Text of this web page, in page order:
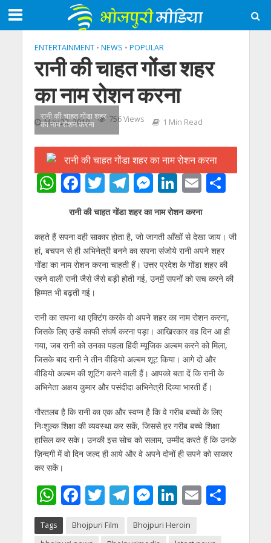
ENTERTAINMENT • NEWS • POPULAR
रानी की चाहत गोंडा शहर
का नाम रोशन करना
May 22, 2019 756 Views 1 Min Read
रानी की चाहत गोंडा शहर
का नाम रोशन करना
W
at
s
A
p
p
F
ac
e
b
o
o
k
T
w
itt
er
T
el
e
gr
a
m
M
e
ss
e
n
g
Li
n
k
e
dI
n
E
m
ai
l
S
e
रानी की चाहत गोंडा शहर का नाम रोशन करना
कहते हैं सपना वही साकार होता है, जो जागती आँखों से देखा जाय। जी
हां, बचपन से ही अभिनेत्री बनने का सपना संजोये रानी अपने शहर
गोंडा का नाम रोशन करना चाहती हैं। उत्तर प्रदेश के गोंडा शहर की
रहने वाली रानी जैसे जैसे बड़ी होती गई, उनमेंसपनों को सच करने की
हिम्मत भी बढ़ती गई।
रानी का सपना था एक्टिंग करके वो अपने शहर का नाम रोशन करना,
जिसके लिए उन्हें काफी संघर्ष करना पड़ा। आखिरकार वह दिन आ ही
गया, जब रानी को उनका पहला हिंदी म्यूजिक अल्बम करने को मिला,
जिसके बाद रानी ने तीन वीडियो अल्बम शूट किया। आगे दो और
वीडियो अल्बम की शूटिंग करने वाली हैं। आपको बता दें कि रानी के
अभिनेता अक्षय कुमार और पसंदीदा अभिनेत्री दिव्या भारती हैं।
गौरतलब है कि रानी का एक और स्वप्न है कि वे गरीब बच्चों के लिए
निःशुल्क शिक्षा की व्यवस्था कर सकें, जिससे हर गरीब बच्चे शिक्षा
हासिल कर सके। उनकी इस सोच को सलाम, उम्मीद करते हैं कि उनके
ज़िन्दगी में वो दिन जल्द ही आये और वे अपने दोनों ही सपने को साकार
कर सकें।
W
h
at
F
e
T
itt
T
e
M
ss
Li
k
E S
Tags Bhojpuri Film
Bhojpuri Heroin